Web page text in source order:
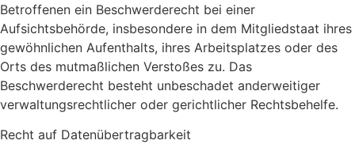
Betroffenen ein Beschwerderecht bei einer
Aufsichtsbehörde, insbesondere in dem Mitgliedstaat ihres
gewöhnlichen Aufenthalts, ihres Arbeitsplatzes oder des
Orts des mutmaßlichen Verstoßes zu. Das
Beschwerderecht besteht unbeschadet anderweitiger
verwaltungsrechtlicher oder gerichtlicher Rechtsbehelfe.
Recht auf Daten­übertrag­barkeit